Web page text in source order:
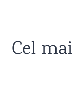
Cel